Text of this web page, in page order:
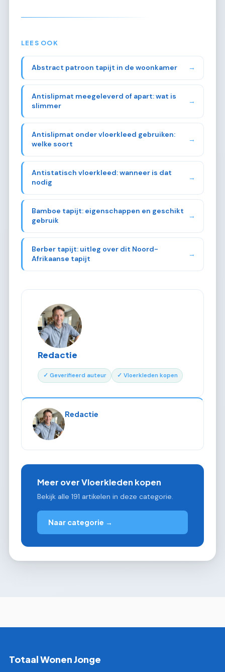
LEES OOK
Abstract patroon tapijt in de woonkamer →
Antislipmat meegeleverd of apart: wat is
slimmer
→
Antislipmat onder vloerkleed gebruiken:
welke soort
→
Antistatisch vloerkleed: wanneer is dat
nodig
→
Bamboe tapijt: eigenschappen en geschikt
gebruik
→
Berber tapijt: uitleg over dit Noord-
Afrikaanse tapijt
→
Redactie
✓ Geverifieerd auteur ✓ Vloerkleden kopen
Redactie
Meer over Vloerkleden kopen
Bekijk alle 191 artikelen in deze categorie.
Naar categorie →
Totaal Wonen Jonge